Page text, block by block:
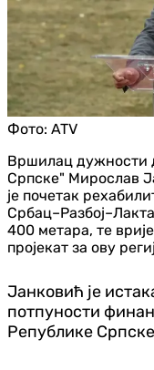
Фото: ATV
Вршилац дужности
Српске" Мирослав
је почетак
400 метара, те
пројекат за ову
Јанковић је
потпуности
Републике